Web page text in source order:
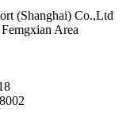
(Shanghai) Co.,Ltd
Area